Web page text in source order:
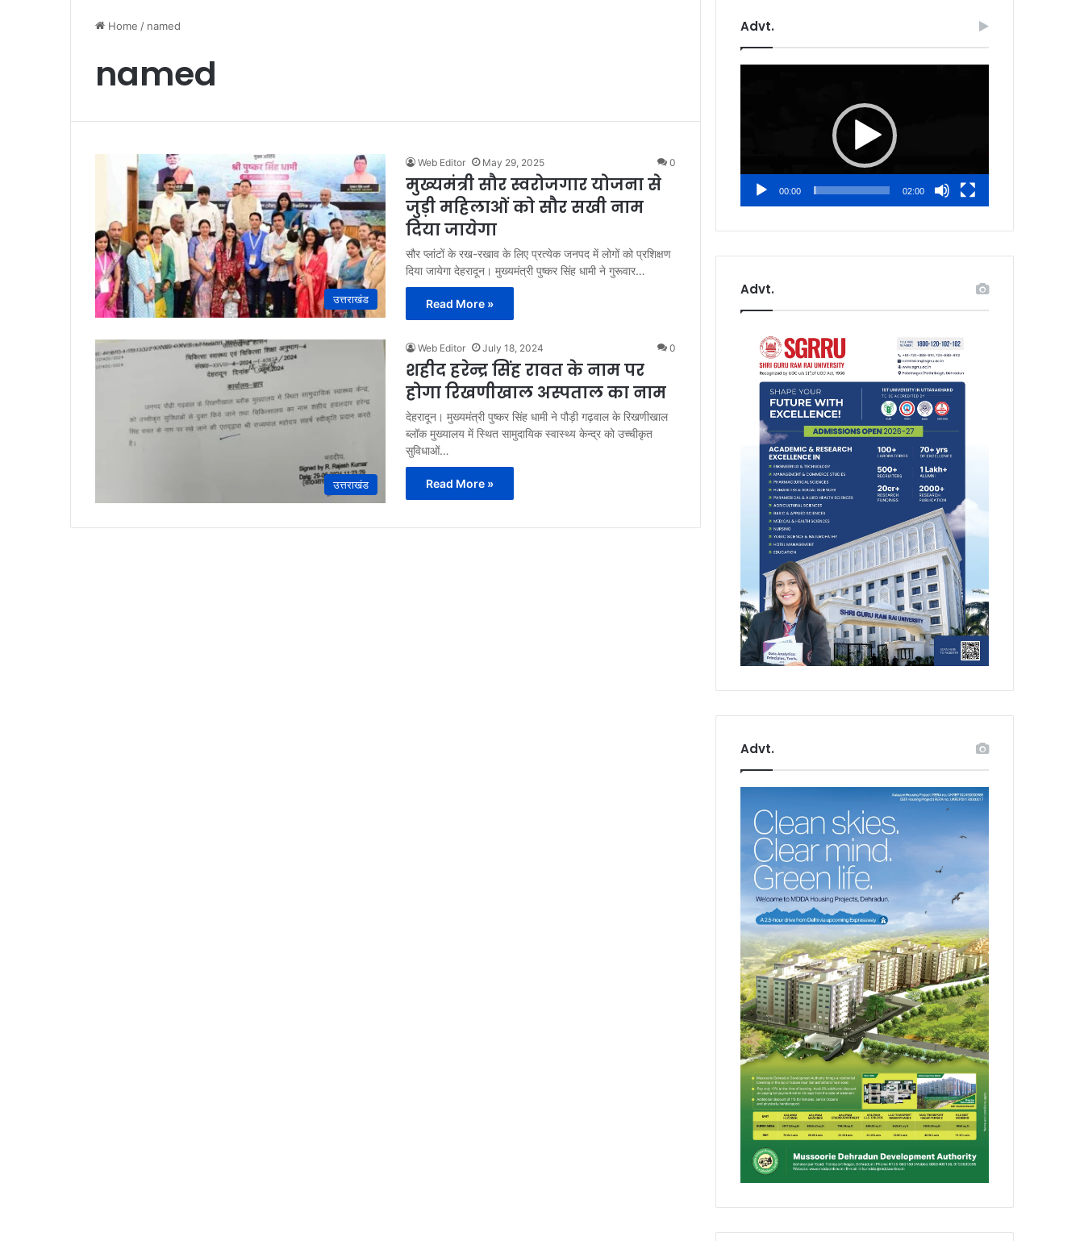
Home / named
named
उत्तराखंड
Web Editor May 29, 2025 0
मुख्यमंत्री सौर स्वरोजगार योजना से
जुड़ी महिलाओं को सौर सखी नाम
दिया जायेगा
सौर प्लांटों के रख-रखाव के लिए प्रत्येक जनपद में लोगों को प्रशिक्षण
दिया जायेगा देहरादून। मुख्यमंत्री पुष्कर सिंह धामी ने गुरूवार…
Read More »
उत्तराखंड
Web Editor July 18, 2024 0
शहीद हरेन्द्र सिंह रावत के नाम पर
होगा रिखणीखाल अस्पताल का नाम
देहरादून। मुख्यमंत्री पुष्कर सिंह धामी ने पौड़ी गढ़वाल के रिखणीखाल
ब्लॉक मुख्यालय में स्थित सामुदायिक स्वास्थ्य केन्द्र को उच्चीकृत
सुविधाओं…
Read More »
Advt.
00:00 02:00
Advt.
Advt.